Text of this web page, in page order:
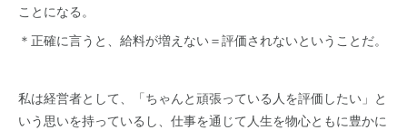
ことになる。
＊正確に言うと、給料が増えない＝評価されないということだ。
私は経営者として、「ちゃんと頑張っている人を評価したい」と
いう思いを持っているし、仕事を通じて人生を物心ともに豊かに